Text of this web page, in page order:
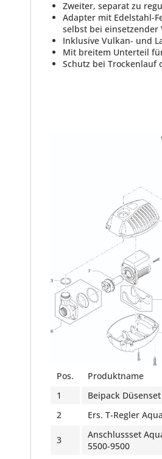
Zweiter, separat zu
Adapter mit Edelstahl-
selbst bei einsetzender
Inklusive Vulkan- und
Mit breitem Unterteil
Schutz bei Trockenlauf
Pos. Produktname
1
Beipack
2
Ers. T-Regler
3
Anschlussset
5500-9500